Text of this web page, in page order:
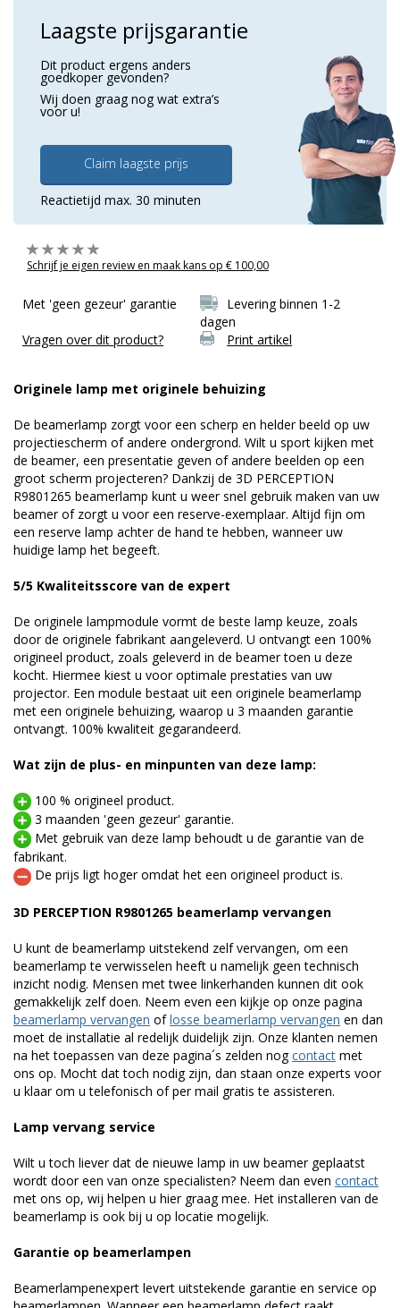
Laagste prijsgarantie
Dit product ergens anders
goedkoper gevonden?
Wij doen graag nog wat extra’s
voor u!
Claim laagste prijs
Reactietijd max. 30 minuten
Schrijf je eigen review en maak kans op € 100,00
Met 'geen gezeur' garantie
Levering binnen 1-2
dagen
Vragen over dit product?
Print artikel
Originele lamp met originele behuizing
De beamerlamp zorgt voor een scherp en helder beeld op uw
projectiescherm of andere ondergrond. Wilt u sport kijken met
de beamer, een presentatie geven of andere beelden op een
groot scherm projecteren? Dankzij de 3D PERCEPTION
R9801265 beamerlamp kunt u weer snel gebruik maken van uw
beamer of zorgt u voor een reserve-exemplaar. Altijd fijn om
een reserve lamp achter de hand te hebben, wanneer uw
huidige lamp het begeeft.
5/5 Kwaliteitsscore van de expert
De originele lampmodule vormt de beste lamp keuze, zoals
door de originele fabrikant aangeleverd. U ontvangt een 100%
origineel product, zoals geleverd in de beamer toen u deze
kocht. Hiermee kiest u voor optimale prestaties van uw
projector. Een module bestaat uit een originele beamerlamp
met een originele behuizing, waarop u 3 maanden garantie
ontvangt. 100% kwaliteit gegarandeerd.
Wat zijn de plus- en minpunten van deze lamp:
100 % origineel product.
3 maanden 'geen gezeur' garantie.
Met gebruik van deze lamp behoudt u de garantie van de
fabrikant.
De prijs ligt hoger omdat het een origineel product is.
3D PERCEPTION R9801265 beamerlamp vervangen
U kunt de beamerlamp uitstekend zelf vervangen, om een
beamerlamp te verwisselen heeft u namelijk geen technisch
inzicht nodig. Mensen met twee linkerhanden kunnen dit ook
gemakkelijk zelf doen. Neem even een kijkje op onze pagina
beamerlamp vervangen oflosse beamerlamp vervangen en dan
moet de installatie al redelijk duidelijk zijn. Onze klanten nemen
na het toepassen van deze pagina´s zelden nogcontact met
ons op. Mocht dat toch nodig zijn, dan staan onze experts voor
u klaar om u telefonisch of per mail gratis te assisteren.
Lamp vervang service
Wilt u toch liever dat de nieuwe lamp in uw beamer geplaatst
wordt door een van onze specialisten? Neem dan even contact
met ons op, wij helpen u hier graag mee. Het installeren van de
beamerlamp is ook bij u op locatie mogelijk.
Garantie op beamerlampen
Beamerlampenexpert levert uitstekende garantie en service op